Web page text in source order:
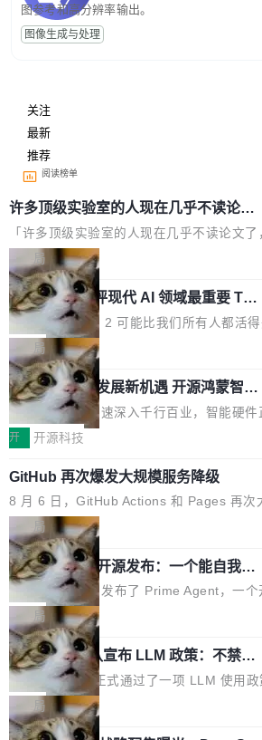
图参考和高分辨率输出。
图像生成与处理
关注
最新
推荐
阅读榜单
许多顶级实验室的人现在几乎不读论文
了
「许多顶级实验室的人现在几乎不读论文了
且他们认为 ICLR/ICML/NeurIPS 充斥着大
度宣传和欺诈。」 OpenAI 研究员 Keller
n 这条推文引发了广泛讨论。他不是在说风凉
话，他是说出了一个圈内人尽皆知但很少公
破的事实。 Jordan 随后补充了一句软化声
「我不认为这些会议上大部分论文都在过度
或造假。问题是，作为读者，如果你筛选出
看起来最令人兴奋的论文，那它们大部分都
度宣传的。」 这才是真正的痛点。不是所有
都有问题，是最吸引眼球的那批论文最有问
他引用的帖子来自 Mathew Shen，一位
026 的读者：「看了篇 ...
局
xAI 前工程师评现代 AI 领域最重要 Top
3 开源项目
Flash Attention 2 可能比我们所有人都活得
这句话不是来自某个技术博客，而是出自
Pham 的一条推文。Hieu Pham 是谁？他是
的早期工程师之一，在 Grok 训练基础设施
工作过。近日他在 X 上发了一条帖子，列出
认为现代 AI 领域最重要的三个开源项目。
个名字毫无悬念：Flash Attention 2。 Hieu
理由很具体。FA 系列不需要解释，但 FA2
认为最重要的一个——复杂度恰到好处，刚
驱动你去学 CuTe，但还没被那些"邪恶的"
er++ 优化所淹没，足够容易修改和适配。
键的是 FA2 的持久性...
局
共商智能硬件发展新机遇 开源鸿蒙智能
硬件开发者日杭州站即将举行
随着万物智联加速深入千行百业，智能硬件
单点设备迈向智能化、网联化、协同化发展
鸿蒙通过统一技术底座和分布式能力，为不
型智能设备的开发、连接与互联提供关键支
也为产业链企业探索产品创新与商业增长打
的空间。 8月14日，开源鸿蒙智能硬件开发
（OHDD：OpenHarmony Hardware
r Day）将在杭州启航。活动面向智能硬件产
链企业和开发者，邀请行业专家与资深技术
问，围绕开源鸿蒙技术能力、设备适配、芯
配、功耗与稳定性调优、兼容性测评及统一
等内容展开系统讲解和实战交流，帮助企业
步了解开源鸿蒙在智能...
开 开源科技
GitHub 再次爆发大规模服务降级
8 月 6 日，GitHub Actions 和 Pages 再次
模服务降级，Actions 完全不可用超过 5 小
webhook 停发，连自托管 runner 也因调度
障无法工作。Pages、Copilot code review
opilot coding agent 全部受影响。从检测到
恢复，大约 12 小时。 这是 2026 年 8 月的
起事故，其中四起与 AI/Copilot 服务相关。
Hub 员工 kdaigle 在 HN 讨论中贴出了一组
据：2025 年全年 10 亿次 commit。现在，
2.75 亿次，全年预计 140 亿次。GitHub...
局
Prime Agent 开源发布：一个能自我改
进的编程 Agent，ARC-AGI 3 超越人类
专家基线
Prime Intellect 发布了 Prime Agent，一个
的编程 Agent Harness，核心设计围绕两个
象：Recursive Language Model（RLM）
ontinual Harness。在 ARC-AGI 3 基准测试
上，Prime Agent + Opus 5 的组合达到了
5% RHAE Best@1，超过了 ARC 报告的人
家基线 95.4%。 不是又一个 coding agent
局
Rust 项目团队宣布 LLM 政策：不禁
止，但你要承认哪些代码不是你写的
Rust 语言项目正式通过了一项 LLM 使用政
覆盖 rust-lang/rust 单一仓库的代码贡献。
是项目级别的官方立场，目前由五个团队采
局